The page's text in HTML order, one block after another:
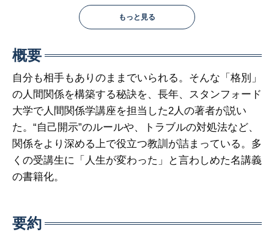
もっと見る
概要
自分も相手もありのままでいられる。そんな「格別」
の人間関係を構築する秘訣を、長年、スタンフォード
大学で人間関係学講座を担当した2人の著者が説い
た。“自己開示”のルールや、トラブルの対処法など、
関係をより深める上で役立つ教訓が詰まっている。多
くの受講生に「人生が変わった」と言わしめた名講義
の書籍化。
要約